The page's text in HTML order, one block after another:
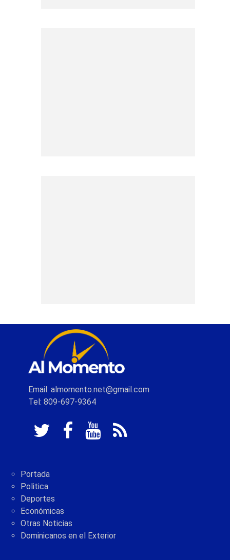
Email: almomento.net@gmail.com
Tel: 809-697-9364
Portada
Politica
Deportes
Económicas
Otras Noticias
Dominicanos en el Exterior